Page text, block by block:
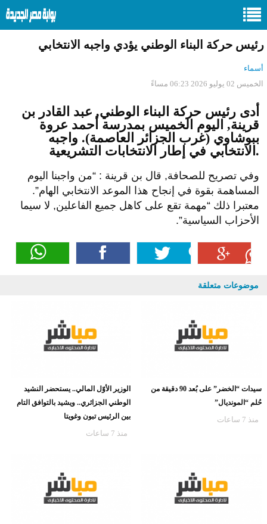
رئيس حركة البناء الوطني يؤدي واجبه الانتخابي
أسماء
الخميس 02 يوليو 2026 06:23 مساءً
أدى رئيس حركة البناء الوطني, عبد القادر بن
قرينة, اليوم الخميس بمدرسة أحمد عروة
ببوشاوي (غرب الجزائر العاصمة). واجبه
الانتخابي في إطار الانتخابات التشريعية.
وفي تصريح للصحافة, قال بن قرينة : “من واجبنا اليوم
المساهمة بقوة في إنجاح هذا الموعد الانتخابي الهام”.
معتبرا ذلك “مهمة تقع على كاهل جميع الفاعلين, لا سيما
الأحزاب السياسية”.
موضوعات متعلقة
سيدات “الخضر” على بُعد 90 دقيقة من
حُلم “المونديال”
منذ 7 ساعات
الوزير الأوّل المالي.. يستحضر النشيد
الوطني الجزائري.. ويشيد بالتوافق التام
بين الرئيس تبون وغويتا
منذ 7 ساعات